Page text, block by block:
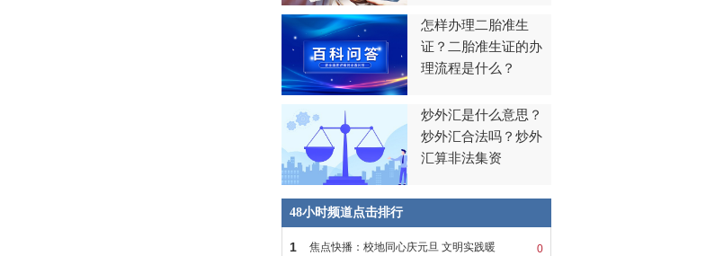
怎样办理二胎准生
证？二胎准生证的办
理流程是什么？
炒外汇是什么意思？
炒外汇合法吗？炒外
汇算非法集资
48小时频道点击排行
0
1 焦点快播：校地同心庆元旦 文明实践暖